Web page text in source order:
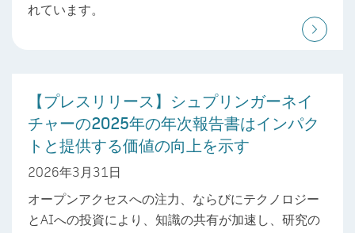
れています。
【プレスリリース】シュプリンガーネイ
チャーの2025年の年次報告書はインパク
トと提供する価値の向上を示す
2026年3月31日
オープンアクセスへの注力、ならびにテクノロジー
とAIへの投資により、知識の共有が加速し、研究の